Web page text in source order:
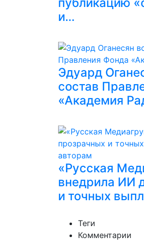
и…
Эдуард
состав
«Академия
«Русская
внедрила ИИ
и точных
Теги
Комментарии